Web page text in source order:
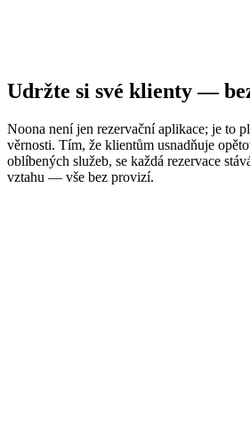
Udržte si své klienty —
Noona není jen rezervační aplikace; je to
věrnosti. Tím, že klientům usnadňuje
oblíbených služeb, se každá rezervace
vztahu — vše bez provizí.